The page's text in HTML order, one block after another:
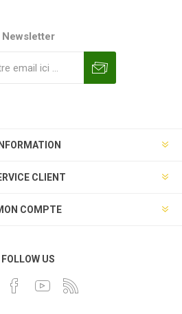
Newsletter
INFORMATION
CLIENT
COMPTE
FOLLOW US